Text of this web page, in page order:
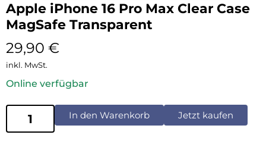
Apple iPhone 16 Pro Max Clear Case
MagSafe Transparent
29,90 €
inkl. MwSt.
Online verfügbar
In den Warenkorb Jetzt kaufen